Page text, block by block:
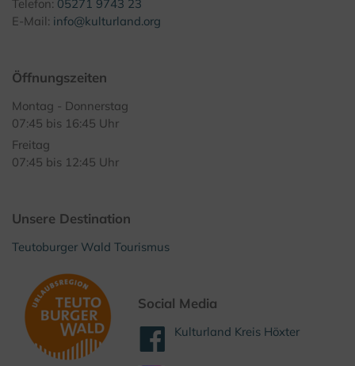
Telefon: 05271 9743 23
E-Mail: info@kulturland.org
Öffnungszeiten
Montag - Donnerstag
07:45 bis 16:45 Uhr
Freitag
07:45 bis 12:45 Uhr
Unsere Destination
Teutoburger Wald Tourismus
Social Media
Kulturland Kreis Höxter